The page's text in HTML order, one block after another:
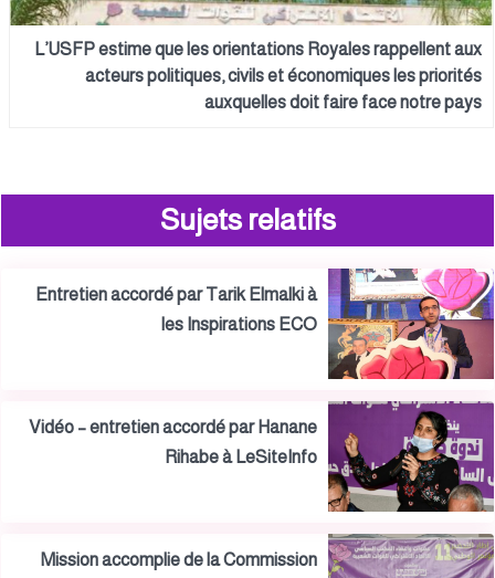
L’USFP estime que les orientations Royales rappellent aux
acteurs politiques, civils et économiques les priorités
auxquelles doit faire face notre pays
Sujets relatifs
Entretien accordé par Tarik Elmalki à
les Inspirations ECO
Vidéo – entretien accordé par Hanane
Rihabe à LeSiteInfo
Mission accomplie de la Commission